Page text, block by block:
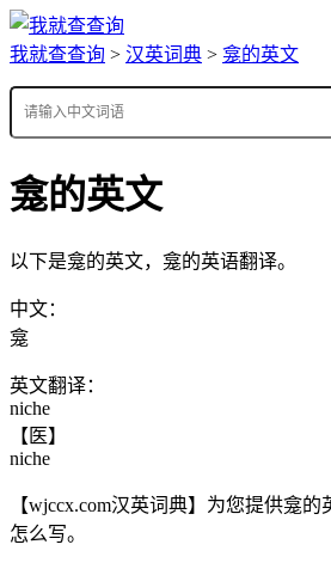
我就查查询 > 汉英词典 > 龛的英文
龛的英文
以下是龛的英文，龛的英语翻译。
中文：
龛
英文翻译：
niche
【医】
niche
【wjccx.com汉英词典】为您提供龛
怎么写。